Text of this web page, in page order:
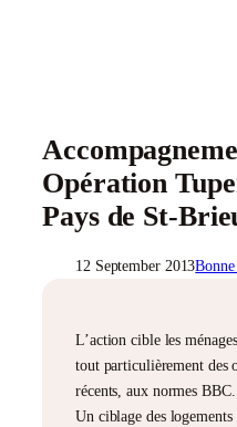
Opération
Pays de St-
12 September 2013
L’action cible les
tout particulièrement des
récents, aux normes BBC.
Un ciblage des